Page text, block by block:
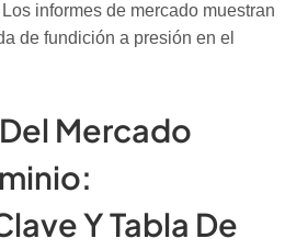
informes de mercado muestran
de fundición a presión en el
Mercado
Y Tabla De